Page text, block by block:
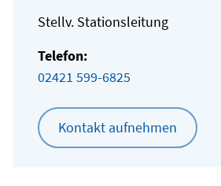
Stellv. Stationsleitung
Telefon:
02421 599-6825
Kontakt aufnehmen